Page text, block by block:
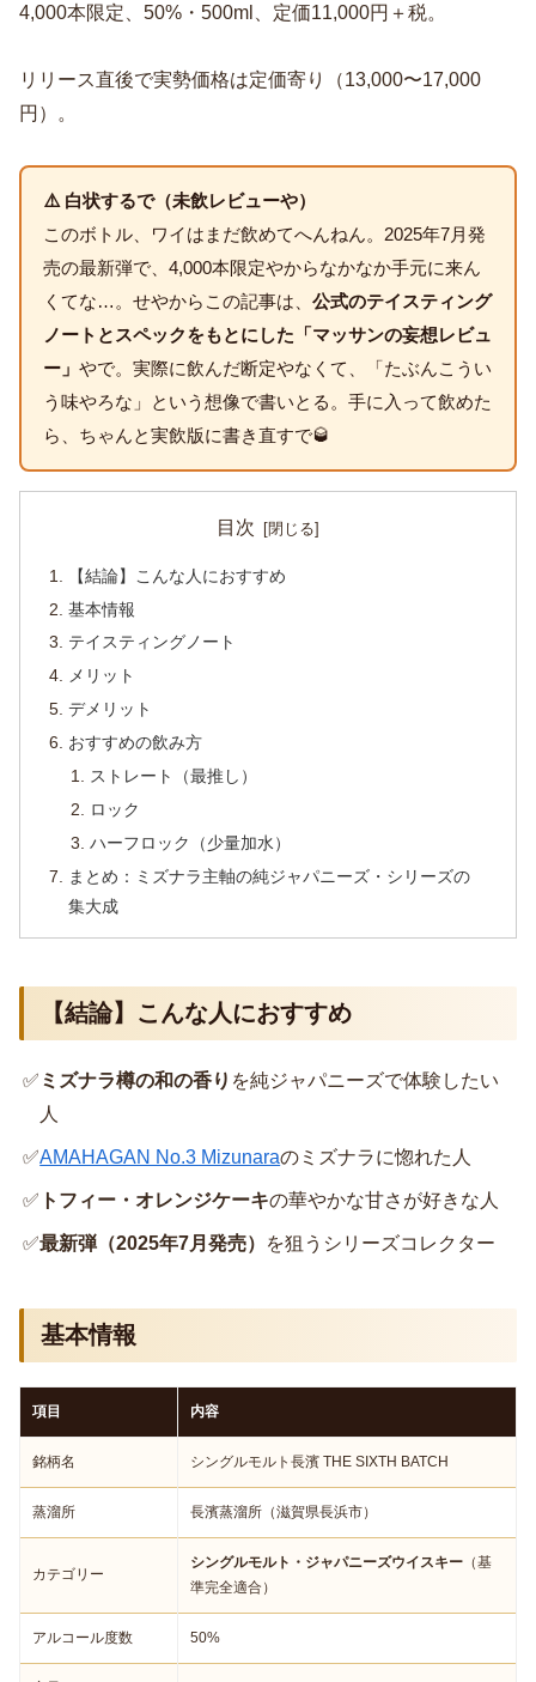
4,000本限定、50%・500ml、定価11,000円＋税。
リリース直後で実勢価格は定価寄り（13,000〜17,000
円）。
⚠️ 白状するで（未飲レビューや）
このボトル、ワイはまだ飲めてへんねん。2025年7月発
売の最新弾で、4,000本限定やからなかなか手元に来ん
くてな…。せやからこの記事は、 公式のテイスティング
ノートとスペックをもとにした「マッサンの妄想レビュ
ー」 やで。実際に飲んだ断定やなくて、「たぶんこうい
う味やろな」という想像で書いとる。手に入って飲めた
ら、ちゃんと実飲版に書き直すで🥃
目次
【結論】こんな人におすすめ
基本情報
テイスティングノート
メリット
デメリット
おすすめの飲み方
ストレート（最推し）
ロック
ハーフロック（少量加水）
まとめ：ミズナラ主軸の純ジャパニーズ・シリーズの
集大成
【結論】こんな人におすすめ
✅ ミズナラ樽の和の香り を純ジャパニーズで体験したい
人
✅AMAHAGAN No.3 Mizunaraのミズナラに惚れた人
✅ トフィー・オレンジケーキの華やかな甘さが好きな人
✅最新弾（2025年7月発売） を狙うシリーズコレクター
基本情報
項目 内容
銘柄名 シングルモルト長濱 THE SIXTH BATCH
蒸溜所 長濱蒸溜所（滋賀県長浜市）
カテゴリー
シングルモルト・ジャパニーズウイスキー （基
準完全適合）
アルコール度数 50%